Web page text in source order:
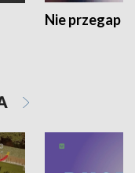
Nie przegap